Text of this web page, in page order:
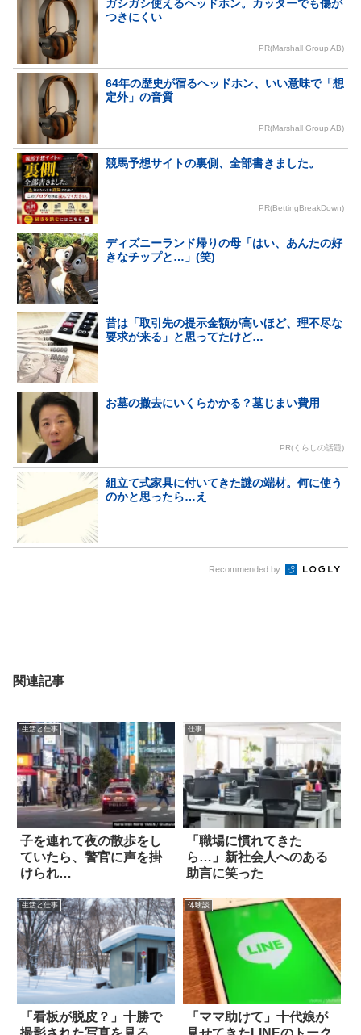
ガシガシ使えるヘッドホン。カッターでも傷が
つきにくい
PR(Marshall Group AB)
64年の歴史が宿るヘッドホン、いい意味で「想
定外」の音質
PR(Marshall Group AB)
競馬予想サイトの裏側、全部書きました。
PR(BettingBreakDown)
ディズニーランド帰りの母「はい、あんたの好
きなチップと…」(笑)
昔は「取引先の提示金額が高いほど、理不尽な
要求が来る」と思ってたけど…
お墓の撤去にいくらかかる？墓じまい費用
PR(くらしの話題)
組立て式家具に付いてきた謎の端材。何に使う
のかと思ったら…え
Recommended by
関連記事
生活と仕事
子を連れて夜の散歩をし
ていたら、警官に声を掛
けられ…
仕事
「職場に慣れてきた
ら…」新社会人へのある
助言に笑った
生活と仕事
「看板が脱皮？」十勝で
体験談
「ママ助けて」十代娘が